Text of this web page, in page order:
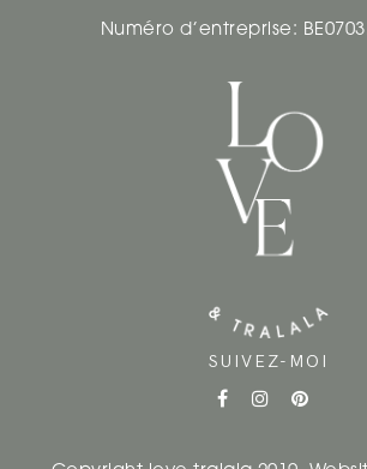
Numéro d’entreprise:
SUIVEZ-MOI